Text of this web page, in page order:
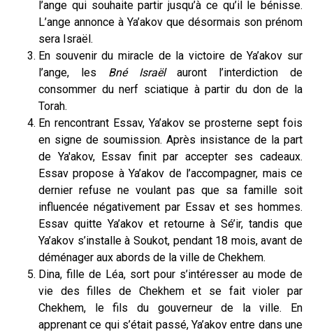
l’ange qui souhaite partir jusqu’à ce qu’il le bénisse.
L’ange annonce à Ya’akov que désormais son prénom
sera Israël.
En souvenir du miracle de la victoire de Ya’akov sur
l’ange, les Bné Israëlauront l’interdiction de
consommer du nerf sciatique à partir du don de la
Torah.
En rencontrant Essav, Ya’akov se prosterne sept fois
en signe de soumission. Après insistance de la part
de Ya'akov, Essav finit par accepter ses cadeaux.
Essav propose à Ya’akov de l’accompagner, mais ce
dernier refuse ne voulant pas que sa famille soit
influencée négativement par Essav et ses hommes.
Essav quitte Ya’akov et retourne à Sé’ir, tandis que
Ya’akov s’installe à Soukot, pendant 18 mois, avant de
déménager aux abords de la ville de Chekhem.
Dina, fille de Léa, sort pour s’intéresser au mode de
vie des filles de Chekhem et se fait violer par
Chekhem, le fils du gouverneur de la ville. En
apprenant ce qui s’était passé, Ya’akov entre dans une